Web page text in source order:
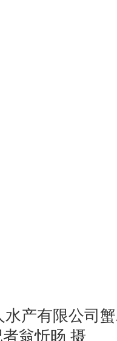
产有限公司
翁忻旸 摄